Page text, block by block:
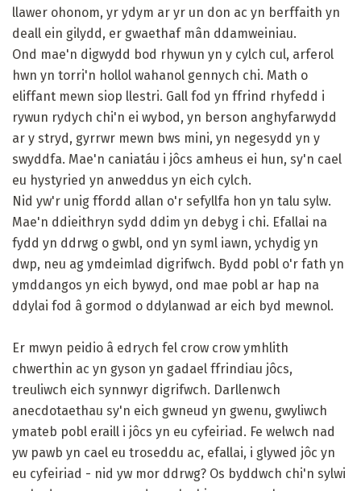
llawer ohonom, yr ydym ar yr un don ac yn berffaith yn
deall ein gilydd, er gwaethaf mân ddamweiniau.
Ond mae'n digwydd bod rhywun yn y cylch cul, arferol
hwn yn torri'n hollol wahanol gennych chi. Math o
eliffant mewn siop llestri. Gall fod yn ffrind rhyfedd i
rywun rydych chi'n ei wybod, yn berson anghyfarwydd
ar y stryd, gyrrwr mewn bws mini, yn negesydd yn y
swyddfa. Mae'n caniatáu i jôcs amheus ei hun, sy'n cael
eu hystyried yn anweddus yn eich cylch.
Nid yw'r unig ffordd allan o'r sefyllfa hon yn talu sylw.
Mae'n ddieithryn sydd ddim yn debyg i chi. Efallai na
fydd yn ddrwg o gwbl, ond yn syml iawn, ychydig yn
dwp, neu ag ymdeimlad digrifwch. Bydd pobl o'r fath yn
ymddangos yn eich bywyd, ond mae pobl ar hap na
ddylai fod â gormod o ddylanwad ar eich byd mewnol.
Er mwyn peidio â edrych fel crow crow ymhlith
chwerthin ac yn gyson yn gadael ffrindiau jôcs,
treuliwch eich synnwyr digrifwch. Darllenwch
anecdotaethau sy'n eich gwneud yn gwenu, gwyliwch
ymateb pobl eraill i jôcs yn eu cyfeiriad. Fe welwch nad
yw pawb yn cael eu troseddu ac, efallai, i glywed jôc yn
eu cyfeiriad - nid yw mor ddrwg? Os byddwch chi'n sylwi